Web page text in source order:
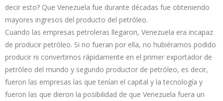
decir esto? Que Venezuela fue durante décadas fue obteniendo
mayores ingresos del producto del petróleo.
Cuando las empresas petroleras llegaron, Venezuela era incapaz
de producir petróleo. Si no fueran por ella, no hubiéramos podido
producir ni convertirnos rápidamente en el primer exportador de
petróleo del mundo y segundo productor de petróleo, es decir,
fueron las empresas las que tenían el capital y la tecnología y
fueron las que dieron la posibilidad de que Venezuela fuera un